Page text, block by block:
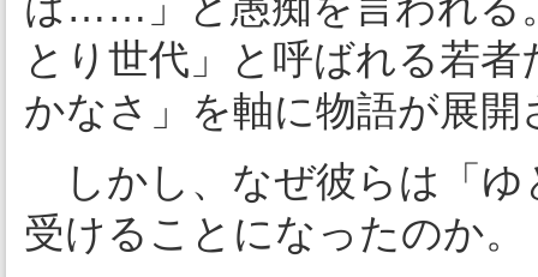
とり世代」と呼ばれる若
かなさ」を軸に物語が展開
しかし、なぜ彼らは「ゆ
受けることになったのか。